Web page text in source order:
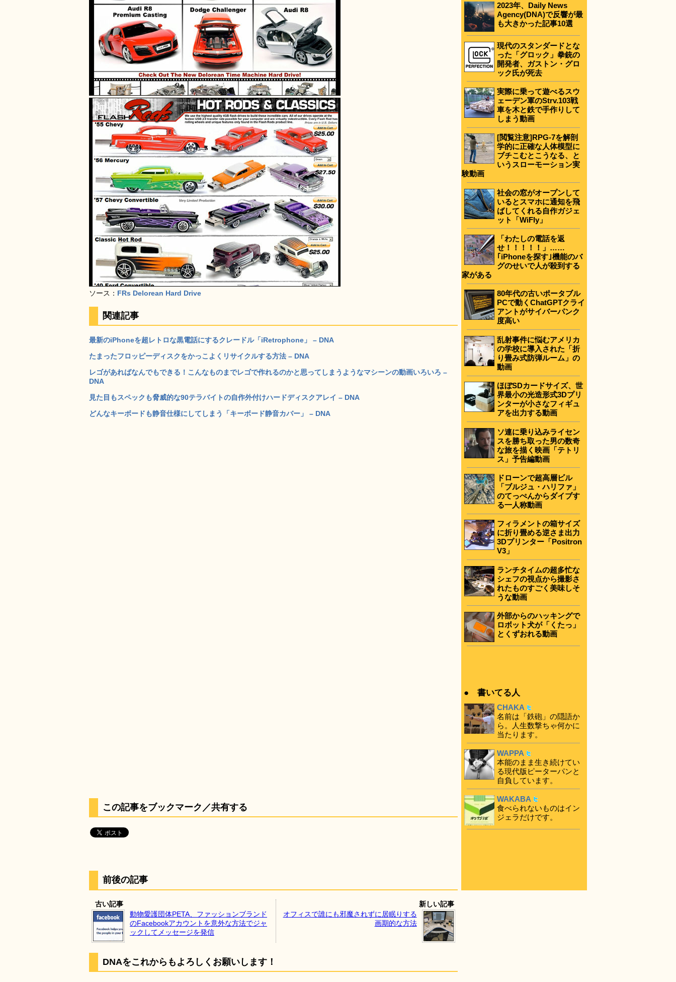
ソース： FRs Delorean Hard Drive
関連記事
最新のiPhoneを超レトロな黒電話にするクレードル「iRetrophone」 – DNA
たまったフロッピーディスクをかっこよくリサイクルする方法 – DNA
レゴがあればなんでもできる！こんなものまでレゴで作れるのかと思ってしまうようなマシーンの動画いろいろ –
DNA
見た目もスペックも脅威的な90テラバイトの自作外付けハードディスクアレイ – DNA
どんなキーボードも静音仕様にしてしまう「キーボード静音カバー」 – DNA
この記事をブックマーク／共有する
前後の記事
古い記事
動物愛護団体PETA、ファッションブランド
のFacebookアカウントを意外な方法でジャ
ックしてメッセージを発信
新しい記事
オフィスで誰にも邪魔されずに居眠りする
画期的な方法
DNAをこれからもよろしくお願いします！
2023年、Daily News
Agency(DNA)で反響が最
も大きかった記事10選
現代のスタンダードとな
った「グロック」拳銃の
開発者、ガストン・グロ
ック氏が死去
実際に乗って遊べるスウ
ェーデン軍のStrv.103戦
車を木と鉄で手作りして
しまう動画
[閲覧注意]RPG-7を解剖
学的に正確な人体模型に
ブチこむとこうなる、と
いうスローモーション実
験動画
社会の窓がオープンして
いるとスマホに通知を飛
ばしてくれる自作ガジェ
ット「WiFly」
「わたしの電話を返
せ！！！！！」……
｢iPhoneを探す｣機能のバ
グのせいで人が殺到する
家がある
80年代の古いポータブル
PCで動くChatGPTクライ
アントがサイバーパンク
度高い
乱射事件に悩むアメリカ
の学校に導入された「折
り畳み式防弾ルーム」の
動画
ほぼSDカードサイズ、世
界最小の光造形式3Dプリ
ンターが小さなフィギュ
アを出力する動画
ソ連に乗り込みライセン
スを勝ち取った男の数奇
な旅を描く映画「テトリ
ス」予告編動画
ドローンで超高層ビル
「ブルジュ・ハリファ」
のてっぺんからダイブす
る一人称動画
フィラメントの箱サイズ
に折り畳める逆さま出力
3Dプリンター「Positron
V3」
ランチタイムの超多忙な
シェフの視点から撮影さ
れたものすごく美味しそ
うな動画
外部からのハッキングで
ロボット犬が「くたっ」
とくずおれる動画
● 書いてる人
CHAKA
名前は「鉄砲」の隠語か
ら。人生数撃ちゃ何かに
当たります。
WAPPA
本能のまま生き続けてい
る現代版ピーターパンと
自負しています。
WAKABA
食べられないものはイン
ジェラだけです。